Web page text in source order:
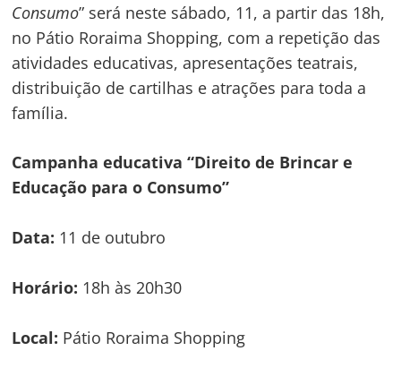
Consumo” será neste sábado, 11, a partir das 18h,
no Pátio Roraima Shopping, com a repetição das
atividades educativas, apresentações teatrais,
distribuição de cartilhas e atrações para toda a
família.
Campanha educativa “Direito de Brincar e
Educação para o Consumo”
Data: 11 de outubro
Horário: 18h às 20h30
Local: Pátio Roraima Shopping